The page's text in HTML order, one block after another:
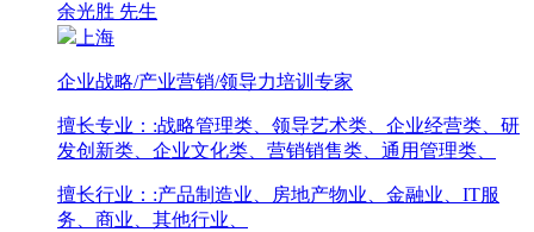
余光胜 先生
上海
企业战略/产业营销/领导力培训专家
擅长专业： :战略管理类、领导艺术类、企业经营类、研
发创新类、企业文化类、营销销售类、通用管理类、
擅长行业： :产品制造业、房地产物业、金融业、IT服
务、商业、其他行业、